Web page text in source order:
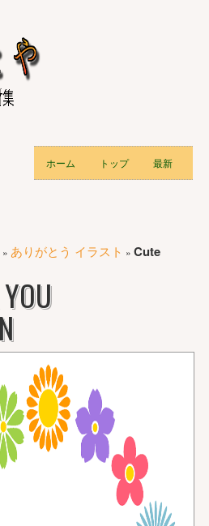
ホーム トップ 最新
» ありがとう イラスト » Cute